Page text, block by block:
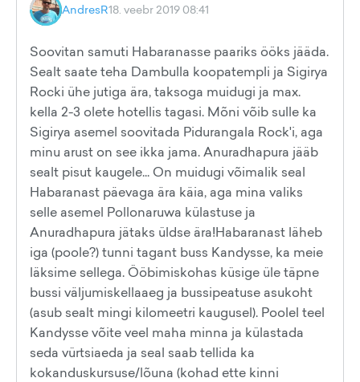
AndresR18. veebr 2019 08:41
Soovitan samuti Habaranasse paariks ööks jääda.
Sealt saate teha Dambulla koopatempli ja Sigirya
Rocki ühe jutiga ära, taksoga muidugi ja max.
kella 2-3 olete hotellis tagasi. Mõni võib sulle ka
Sigirya asemel soovitada Pidurangala Rock'i, aga
minu arust on see ikka jama. Anuradhapura jääb
sealt pisut kaugele... On muidugi võimalik seal
Habaranast päevaga ära käia, aga mina valiks
selle asemel Pollonaruwa külastuse ja
Anuradhapura jätaks üldse ära!Habaranast läheb
iga (poole?) tunni tagant buss Kandysse, ka meie
läksime sellega. Ööbimiskohas küsige üle täpne
bussi väljumiskellaaeg ja bussipeatuse asukoht
(asub sealt mingi kilomeetri kaugusel). Poolel teel
Kandysse võite veel maha minna ja külastada
seda vürtsiaeda ja seal saab tellida ka
kokanduskursuse/lõuna (kohad ette kinni